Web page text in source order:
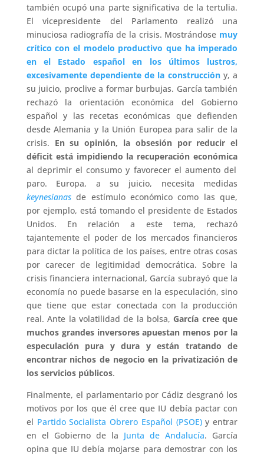
también ocupó una parte significativa de la tertulia.
El vicepresidente del Parlamento realizó una
minuciosa radiografía de la crisis. Mostrándose muy
crítico con el modelo productivo que ha imperado
en el Estado español en los últimos lustros,
excesivamente dependiente de la construccióny, a
su juicio, proclive a formar burbujas. García también
rechazó la orientación económica del Gobierno
español y las recetas económicas que defienden
desde Alemania y la Unión Europea para salir de la
crisis. En su opinión, la obsesión por reducir el
déficit está impidiendo la recuperación económica
al deprimir el consumo y favorecer el aumento del
paro. Europa, a su juicio, necesita medidas
keynesianasde estímulo económico como las que,
por ejemplo, está tomando el presidente de Estados
Unidos. En relación a este tema, rechazó
tajantemente el poder de los mercados financieros
para dictar la política de los países, entre otras cosas
por carecer de legitimidad democrática. Sobre la
crisis financiera internacional, García subrayó que la
economía no puede basarse en la especulación, sino
que tiene que estar conectada con la producción
real. Ante la volatilidad de la bolsa, García cree que
muchos grandes inversores apuestan menos por la
especulación pura y dura y están tratando de
encontrar nichos de negocio en la privatización de
los servicios públicos.
Finalmente, el parlamentario por Cádiz desgranó los
motivos por los que él cree que IU debía pactar con
el Partido Socialista Obrero Español (PSOE)y entrar
en el Gobierno de la Junta de Andalucía. García
opina que IU debía mojarse para demostrar con los